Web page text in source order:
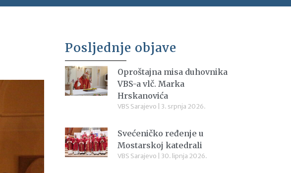
Posljednje objave
Oproštajna misa duhovnika
VBS-a vlč. Marka
Hrskanovića
VBS Sarajevo 3. srpnja 2026.
Svećeničko ređenje u
Mostarskoj katedrali
VBS Sarajevo 30. lipnja 2026.